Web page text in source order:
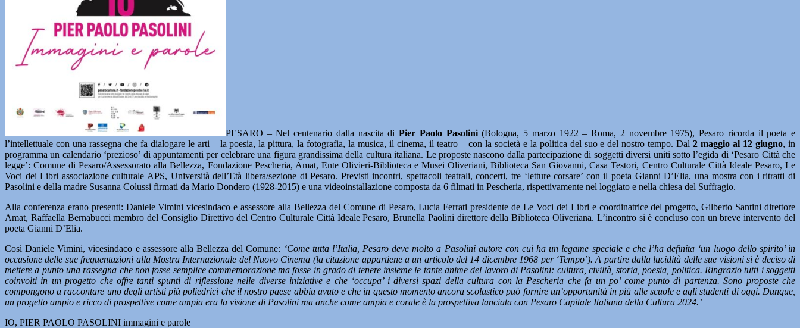
PESARO – Nel centenario dalla nascita diPier Paolo Pasolini(Bologna, 5 marzo 1922 – Roma, 2 novembre 1975), Pesaro ricorda il poeta e
l’intellettuale con una rassegna che fa dialogare le arti – la poesia, la pittura, la fotografia, la musica, il cinema, il teatro – con la società e la politica del suo e del nostro tempo. Dal2 maggio al 12 giugno, in
programma un calendario ‘prezioso’ di appuntamenti per celebrare una figura grandissima della cultura italiana. Le proposte nascono dalla partecipazione di soggetti diversi uniti sotto l’egida di ‘Pesaro Città che
legge’: Comune di Pesaro/Assessorato alla Bellezza, Fondazione Pescheria, Amat, Ente Olivieri-Biblioteca e Musei Oliveriani, Biblioteca San Giovanni, Casa Testori, Centro Culturale Città Ideale Pesaro, Le
Voci dei Libri associazione culturale APS, Università dell’Età libera/sezione di Pesaro. Previsti incontri, spettacoli teatrali, concerti, tre ‘letture corsare’ con il poeta Gianni D’Elia, una mostra con i ritratti di
Pasolini e della madre Susanna Colussi firmati da Mario Dondero (1928-2015) e una videoinstallazione composta da 6 filmati in Pescheria, rispettivamente nel loggiato e nella chiesa del Suffragio.
Alla conferenza erano presenti: Daniele Vimini vicesindaco e assessore alla Bellezza del Comune di Pesaro, Lucia Ferrati presidente de Le Voci dei Libri e coordinatrice del progetto, Gilberto Santini direttore
Amat, Raffaella Bernabucci membro del Consiglio Direttivo del Centro Culturale Città Ideale Pesaro, Brunella Paolini direttore della Biblioteca Oliveriana. L’incontro si è concluso con un breve intervento del
poeta Gianni D’Elia.
Così Daniele Vimini, vicesindaco e assessore alla Bellezza del Comune: ‘Come tutta l’Italia, Pesaro deve molto a Pasolini autore con cui ha un legame speciale e che l’ha definita ‘un luogo dello spirito’ in
occasione delle sue frequentazioni alla Mostra Internazionale del Nuovo Cinema (la citazione appartiene a un articolo del 14 dicembre 1968 per ‘Tempo’). A partire dalla lucidità delle sue visioni si è deciso di
mettere a punto una rassegna che non fosse semplice commemorazione ma fosse in grado di tenere insieme le tante anime del lavoro di Pasolini: cultura, civiltà, storia, poesia, politica. Ringrazio tutti i soggetti
coinvolti in un progetto che offre tanti spunti di riflessione nelle diverse iniziative e che ‘occupa’ i diversi spazi della cultura con la Pescheria che fa un po’ come punto di partenza. Sono proposte che
compongono a raccontare uno degli artisti più poliedrici che il nostro paese abbia avuto e che in questo momento ancora scolastico può fornire un’opportunità in più alle scuole e agli studenti di oggi. Dunque,
un progetto ampio e ricco di prospettive come ampia era la visione di Pasolini ma anche come ampia e corale è la prospettiva lanciata con Pesaro Capitale Italiana della Cultura 2024.’
IO, PIER PAOLO PASOLINI immagini e parole